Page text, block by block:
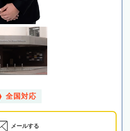
全国対応
メールする